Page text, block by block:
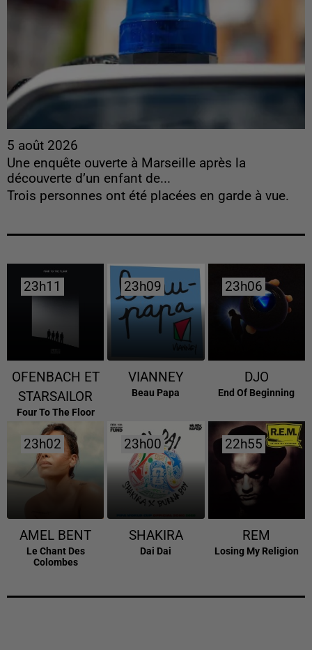
5 août 2026
Une enquête ouverte à Marseille après la
découverte d’un enfant de...
Trois personnes ont été placées en garde à vue.
23h11
23h11
OFENBACH ET
STARSAILOR
Four To The Floor
23h09
23h09
VIANNEY
Beau Papa
23h06
23h06
DJO
End Of Beginning
23h02
23h02
AMEL BENT
Le Chant Des
Colombes
23h00
23h00
SHAKIRA
Dai Dai
22h55
22h55
REM
Losing My Religion